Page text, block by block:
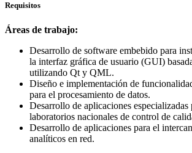
Requisitos
Áreas de trabajo:
Desarrollo de software embebido para
la interfaz gráfica de usuario (GUI)
utilizando Qt y QML.
Diseño e implementación de
para el procesamiento de datos.
Desarrollo de aplicaciones
laboratorios nacionales de control de
Desarrollo de aplicaciones para el
analíticos en red.